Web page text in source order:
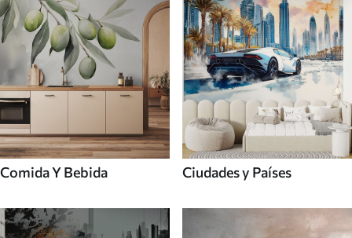
Comida Y Bebida Ciudades y Países